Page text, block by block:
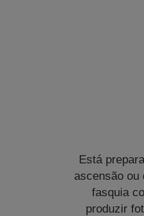
Está
ascensão
fasquia
produzir